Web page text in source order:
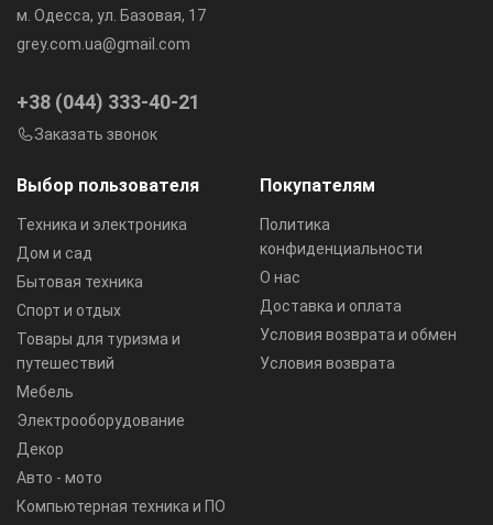
Выбор пользователя
Техника и электроника
Дом и сад
Бытовая техника
Спорт и отдых
Товары для туризма и
путешествий
Мебель
Электрооборудование
Декор
Авто - мото
Компьютерная техника и ПО
Покупателям
Политика
конфиденциальности
О нас
Доставка и оплата
Условия возврата и обмен
Условия возврата
м. Одесса, ул. Базовая, 17
grey.com.ua@gmail.com
+38 (044) 333-40-21
Заказать звонок